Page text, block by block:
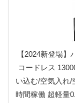
【2024新登場
コードレス
い込む/空気入れ
時間稼働 超軽量